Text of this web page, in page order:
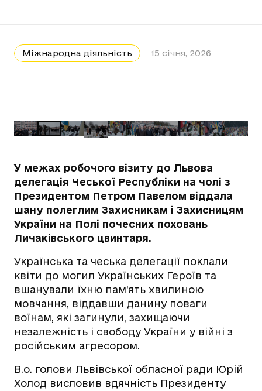
Міжнародна діяльність 15 січня, 2026
У межах робочого візиту до Львова
делегація Чеської Республіки на чолі з
Президентом Петром Павелом віддала
шану полеглим Захисникам і Захисницям
України на Полі почесних поховань
Личаківського цвинтаря.
Українська та чеська делегації поклали
квіти до могил Українських Героїв та
вшанували їхню пам’ять хвилиною
мовчання, віддавши данину поваги
воїнам, які загинули, захищаючи
незалежність і свободу України у війні з
російським агресором.
В.о. голови Львівської обласної ради Юрій
Холод висловив вдячність Президенту